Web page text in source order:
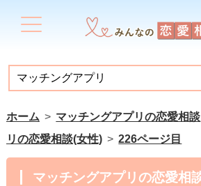
ホーム マッチングアプリの恋愛相談
リの恋愛相談(女性)
226ページ目
マッチングアプリの恋愛相談(女性) - 226ペ